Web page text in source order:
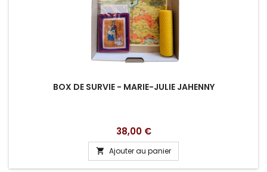
BOX DE SURVIE - MARIE-JULIE JAHENNY
Prix
38,00 €
 Ajouter au panier